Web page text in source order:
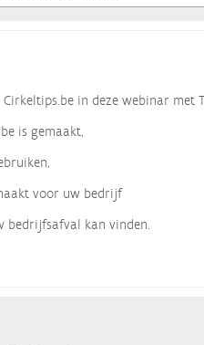
in deze webinar met
is gemaakt,
voor uw bedrijf
bedrijfsafval kan vinden.